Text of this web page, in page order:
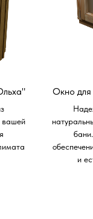
вашей
Окно
и